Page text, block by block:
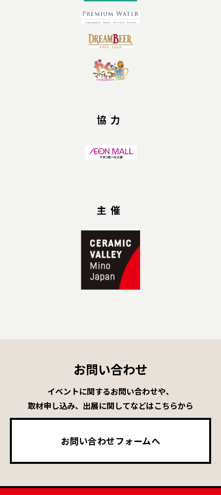
協力
主催
お問い合わせ
イベントに関するお問い合わせや、
取材申し込み、出展に関してなどはこちらから
お問い合わせフォームへ